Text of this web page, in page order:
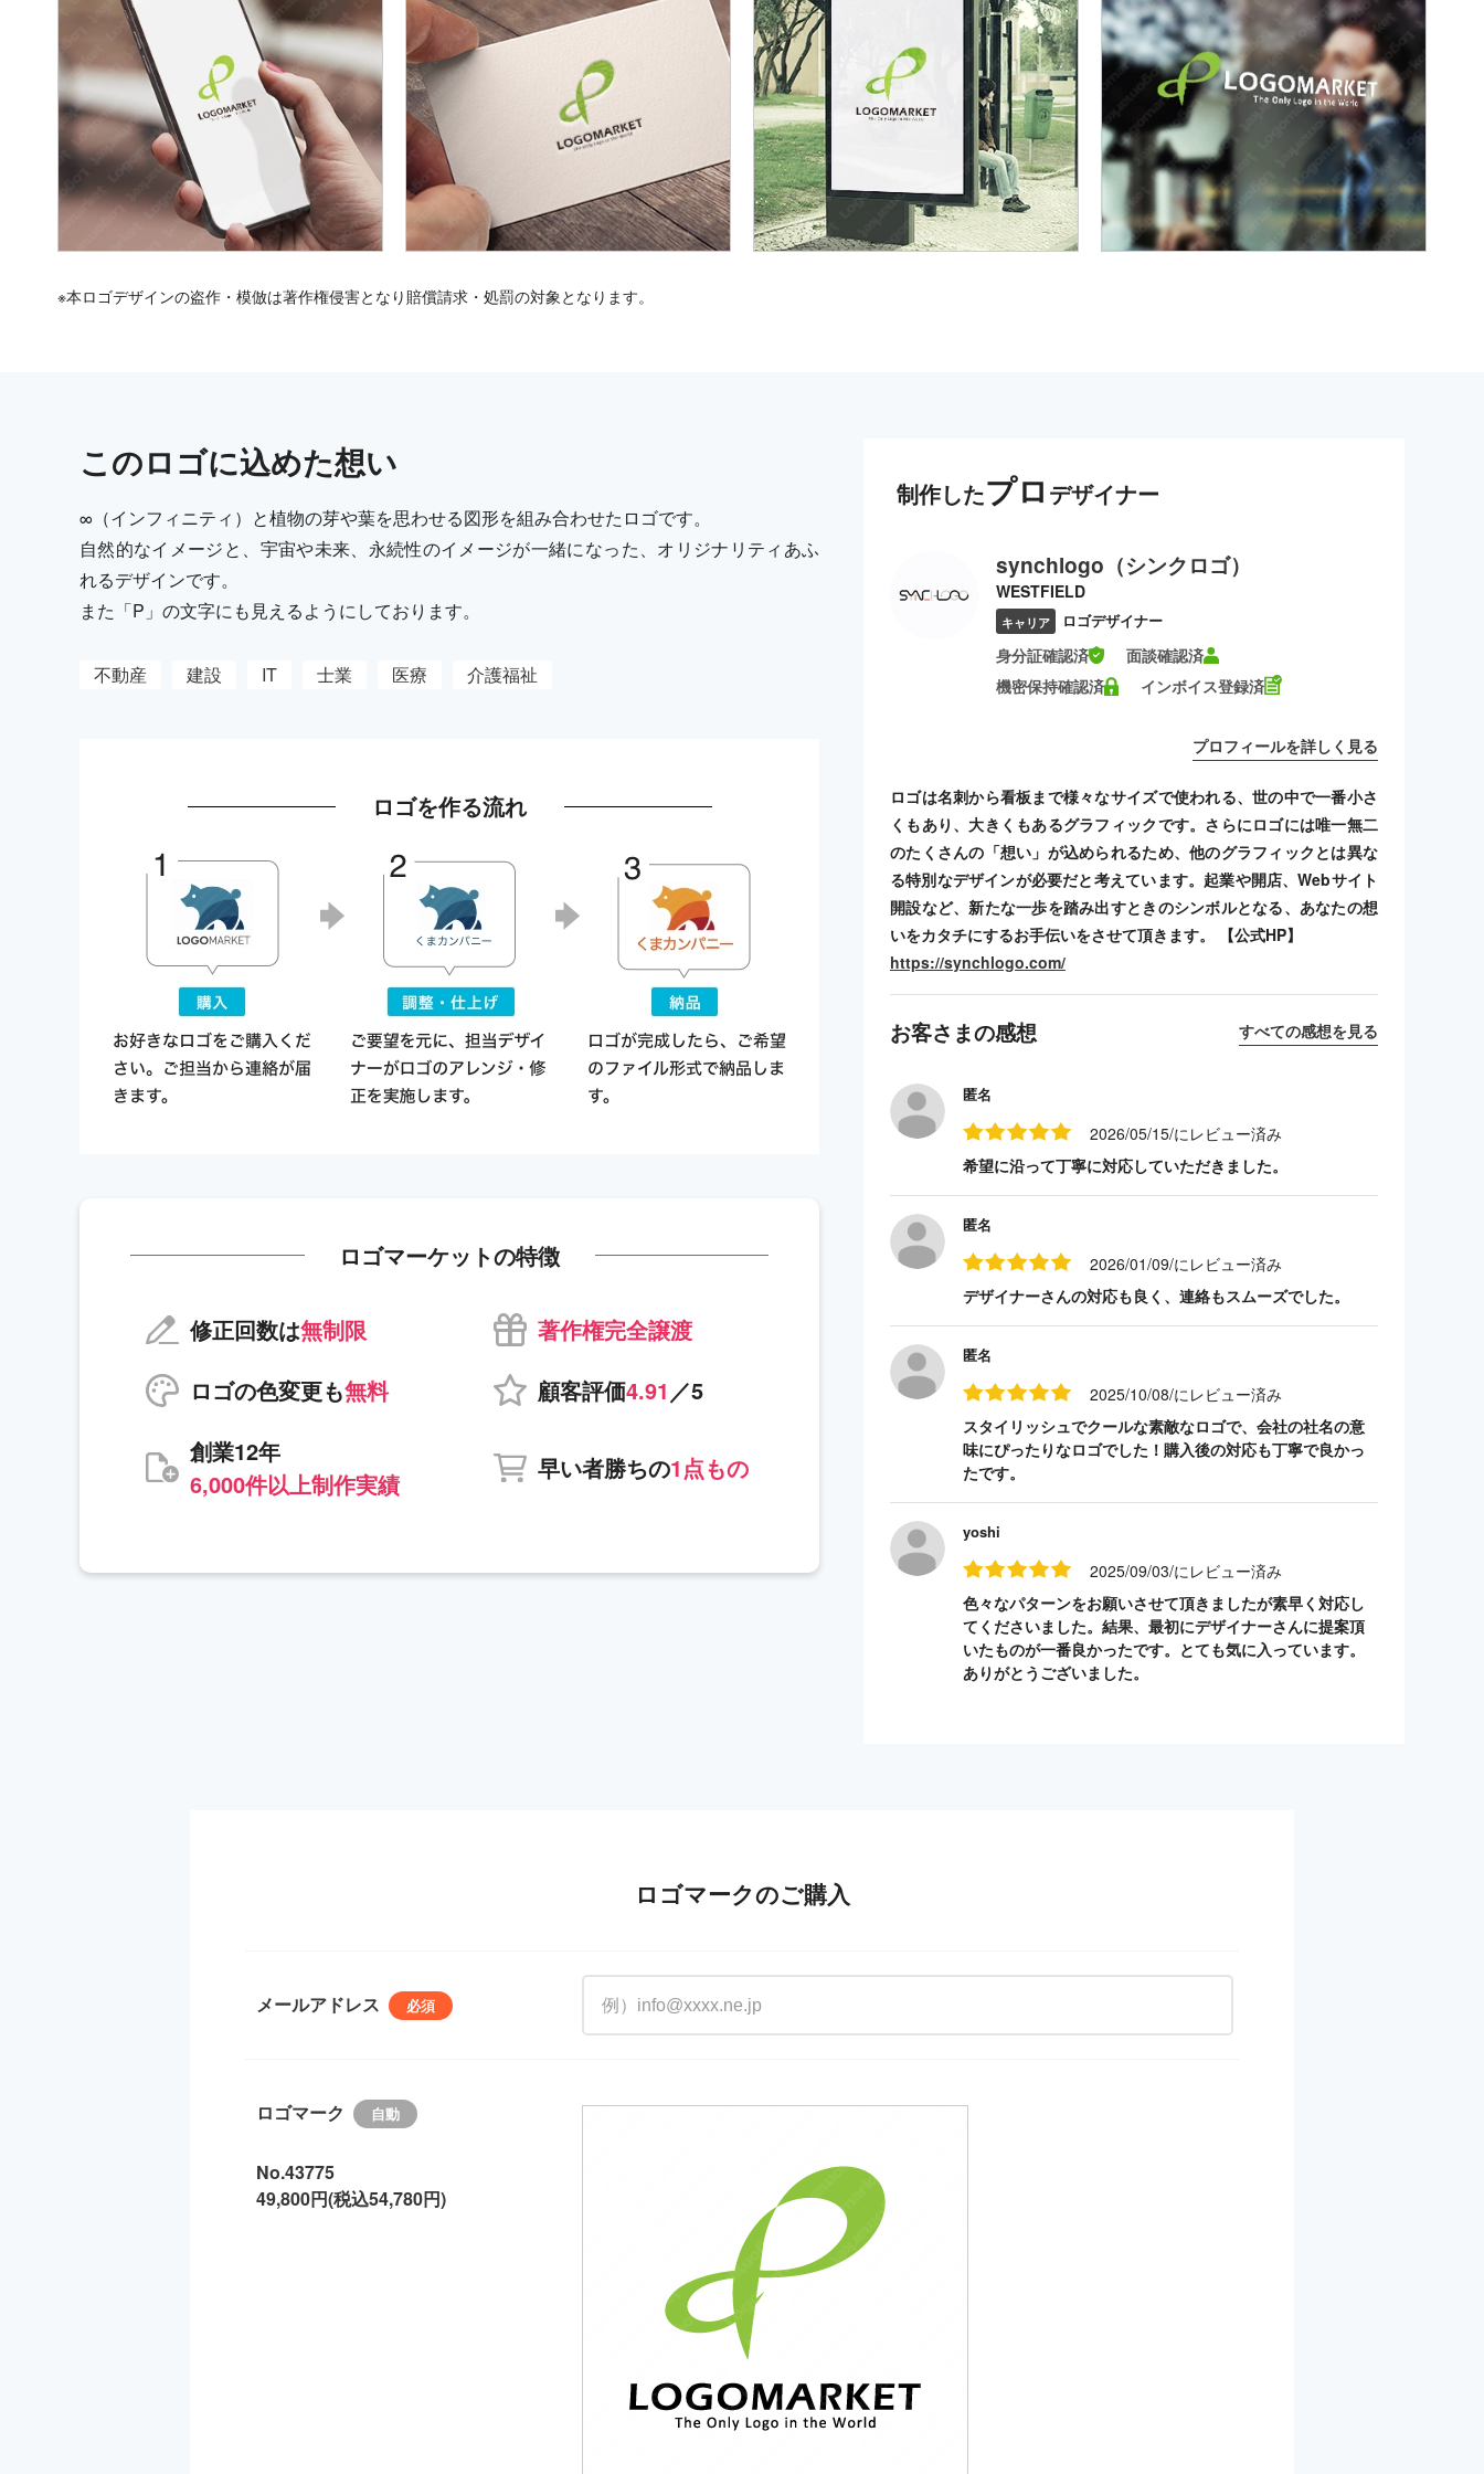
※本ロゴデザインの盗作・模倣は著作権侵害となり賠償請求・処罰の対象となります。
このロゴに込めた想い
∞（インフィニティ）と植物の芽や葉を思わせる図形を組み合わせたロゴです。
自然的なイメージと、宇宙や未来、永続性のイメージが一緒になった、オリジナリティあふ
れるデザインです。
また「P」の文字にも見えるようにしております。
不動産 建設 IT 士業 医療 介護福祉
ロゴを作る流れ
ロゴマーケットの特徴
修正回数は無制限
著作権完全譲渡
ロゴの色変更も無料 顧客評価4.91 ／5
創業12年
6,000件以上制作実績
早い者勝ちの1点もの
制作したプロ デザイナー
synchlogo（シンクロゴ）
WESTFIELD
キャリア ロゴデザイナー
身分証確認済
面談確認済
機密保持確認済
インボイス登録済
プロフィールを詳しく見る
ロゴは名刺から看板まで様々なサイズで使われる、世の中で一番小さ
くもあり、大きくもあるグラフィックです。さらにロゴには唯一無二
のたくさんの「想い」が込められるため、他のグラフィックとは異な
る特別なデザインが必要だと考えています。起業や開店、Webサイト
開設など、新たな一歩を踏み出すときのシンボルとなる、あなたの想
いをカタチにするお手伝いをさせて頂きます。 【公式HP】
https://synchlogo.com/
お客さまの感想 すべての感想を見る
匿名
2026/05/15/にレビュー済み
希望に沿って丁寧に対応していただきました。
匿名
2026/01/09/にレビュー済み
デザイナーさんの対応も良く、連絡もスムーズでした。
匿名
2025/10/08/にレビュー済み
スタイリッシュでクールな素敵なロゴで、会社の社名の意
味にぴったりなロゴでした！購入後の対応も丁寧で良かっ
たです。
yoshi
2025/09/03/にレビュー済み
色々なパターンをお願いさせて頂きましたが素早く対応し
てくださいました。結果、最初にデザイナーさんに提案頂
いたものが一番良かったです。とても気に入っています。
ありがとうございました。
ロゴマークのご購入
メールアドレス
ロゴマーク
No.43775
49,800円(税込54,780円)